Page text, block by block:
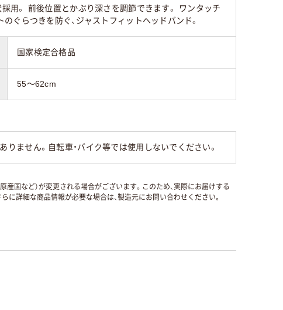
用。 前後位置とかぶり深さを調節できます。 ワンタッチ
ぐらつきを防ぐ、ジャストフィットヘッドバンド。
国家検定合格品
55～62cm
ません。自転車・バイク等では使用しないでください。
産国など）が変更される場合がございます。このため、実際にお届けする
詳細な商品情報が必要な場合は、製造元にお問い合わせください。